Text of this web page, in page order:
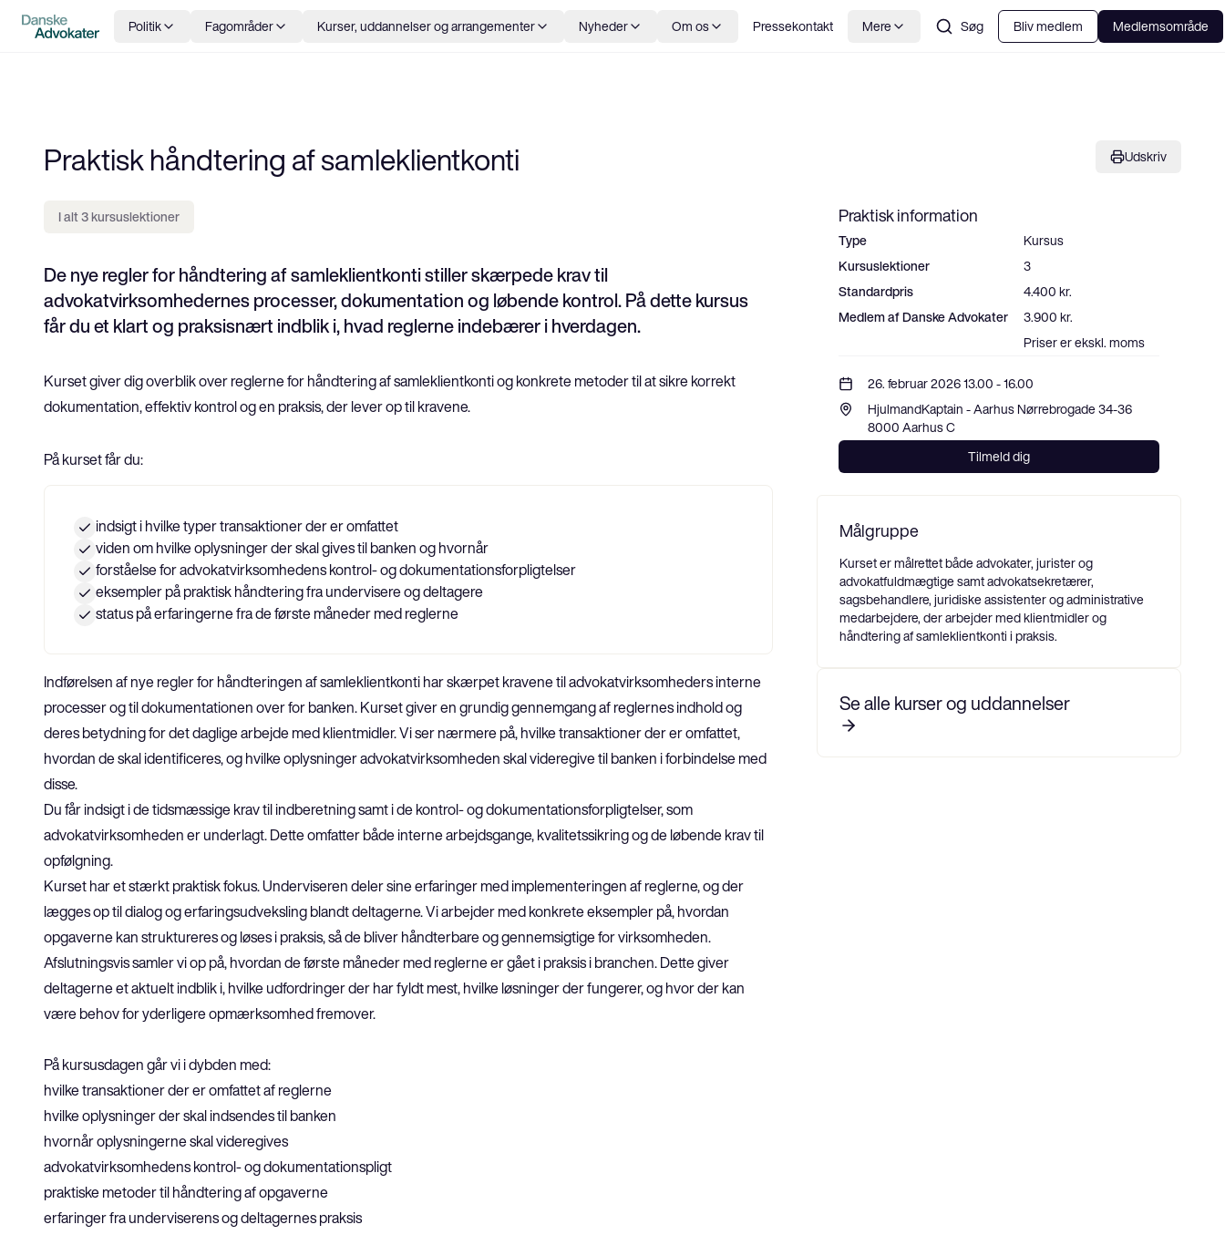
Politik Fagområder Kurser, uddannelser og arrangementer Nyheder Om os Pressekontakt Mere Søg Bliv medlem Medlemsområde
Praktisk håndtering af samleklientkonti
I alt 3 kursuslektioner
De nye regler for håndtering af samleklientkonti stiller skærpede krav til
advokatvirksomhedernes processer, dokumentation og løbende kontrol. På dette kursus
får du et klart og praksisnært indblik i, hvad reglerne indebærer i hverdagen.
Kurset giver dig overblik over reglerne for håndtering af samleklientkonti og konkrete metoder til at sikre korrekt
dokumentation, effektiv kontrol og en praksis, der lever op til kravene.
På kurset får du:
indsigt i hvilke typer transaktioner der er omfattet
viden om hvilke oplysninger der skal gives til banken og hvornår
forståelse for advokatvirksomhedens kontrol- og dokumentationsforpligtelser
eksempler på praktisk håndtering fra undervisere og deltagere
status på erfaringerne fra de første måneder med reglerne
Indførelsen af nye regler for håndteringen af samleklientkonti har skærpet kravene til advokatvirksomheders interne
processer og til dokumentationen over for banken. Kurset giver en grundig gennemgang af reglernes indhold og
deres betydning for det daglige arbejde med klientmidler. Vi ser nærmere på, hvilke transaktioner der er omfattet,
hvordan de skal identificeres, og hvilke oplysninger advokatvirksomheden skal videregive til banken i forbindelse med
disse.
Du får indsigt i de tidsmæssige krav til indberetning samt i de kontrol- og dokumentationsforpligtelser, som
advokatvirksomheden er underlagt. Dette omfatter både interne arbejdsgange, kvalitetssikring og de løbende krav til
opfølgning.
Kurset har et stærkt praktisk fokus. Underviseren deler sine erfaringer med implementeringen af reglerne, og der
lægges op til dialog og erfaringsudveksling blandt deltagerne. Vi arbejder med konkrete eksempler på, hvordan
opgaverne kan struktureres og løses i praksis, så de bliver håndterbare og gennemsigtige for virksomheden.
Afslutningsvis samler vi op på, hvordan de første måneder med reglerne er gået i praksis i branchen. Dette giver
deltagerne et aktuelt indblik i, hvilke udfordringer der har fyldt mest, hvilke løsninger der fungerer, og hvor der kan
være behov for yderligere opmærksomhed fremover.
På kursusdagen går vi i dybden med:
hvilke transaktioner der er omfattet af reglerne
hvilke oplysninger der skal indsendes til banken
hvornår oplysningerne skal videregives
advokatvirksomhedens kontrol- og dokumentationspligt
praktiske metoder til håndtering af opgaverne
erfaringer fra underviserens og deltagernes praksis
Udskriv
Praktisk information
Type
Kursus
Kursuslektioner
3
Standardpris
4.400 kr.
Medlem af Danske Advokater
3.900 kr.
Priser er ekskl. moms
26. februar 2026 13.00 - 16.00
HjulmandKaptain - Aarhus Nørrebrogade 34-36
8000 Aarhus C
Tilmeld dig
Målgruppe
Kurset er målrettet både advokater, jurister og
advokatfuldmægtige samt advokatsekretærer,
sagsbehandlere, juridiske assistenter og administrative
medarbejdere, der arbejder med klientmidler og
håndtering af samleklientkonti i praksis.
Se alle kurser og uddannelser